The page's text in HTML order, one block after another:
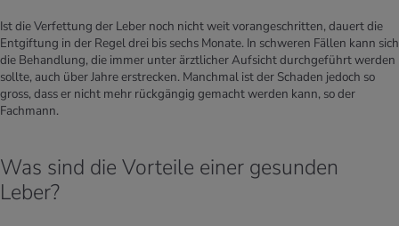
Ist die Verfettung der Leber noch nicht weit vorangeschritten, dauert die
Entgiftung in der Regel drei bis sechs Monate. In schweren Fällen kann sich
die Behandlung, die immer unter ärztlicher Aufsicht durchgeführt werden
sollte, auch über Jahre erstrecken. Manchmal ist der Schaden jedoch so
gross, dass er nicht mehr rückgängig gemacht werden kann, so der
Fachmann.
Was sind die Vorteile einer gesunden
Leber?